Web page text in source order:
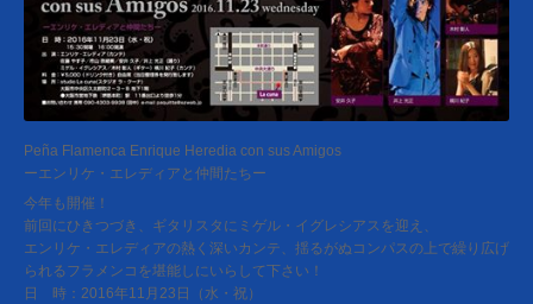
Peña Flamenca Enrique Heredia con sus Amigos
ーエンリケ・エレディアと仲間たちー
今年も開催！
前回にひきつづき、ギタリスタにミゲル・イグレシアスを迎え、
エンリケ・エレディアの熱く深いカンテ、揺るがぬコンパスの上で繰り広げ
られるフラメンコを堪能しにいらして下さい！
日 時：2016年11月23日（水・祝）